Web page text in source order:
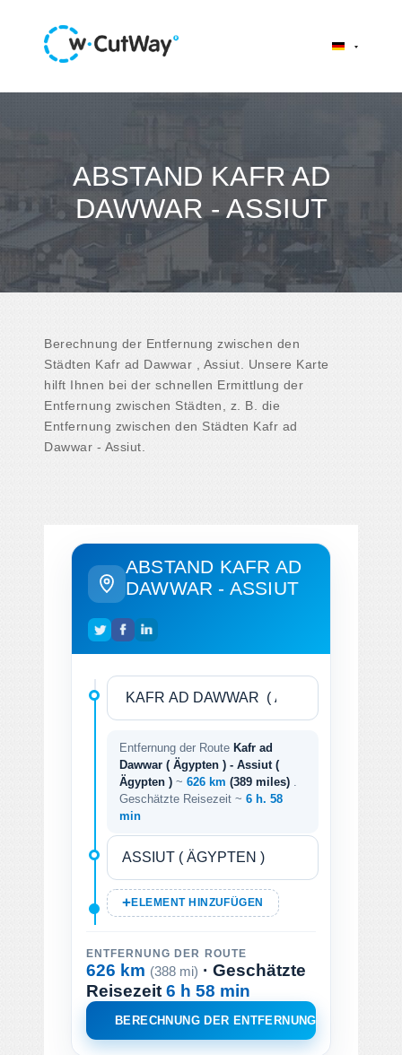
ABSTAND KAFR AD
DAWWAR - ASSIUT
Berechnung der Entfernung zwischen den
Städten Kafr ad Dawwar , Assiut. Unsere Karte
hilft Ihnen bei der schnellen Ermittlung der
Entfernung zwischen Städten, z. B. die
Entfernung zwischen den Städten Kafr ad
Dawwar - Assiut.
ABSTAND KAFR AD
DAWWAR - ASSIUT
Entfernung der Route Kafr ad
Dawwar ( Ägypten ) - Assiut (
Ägypten ) ~ 626 km (389 miles)
Geschätzte Reisezeit ~ 6 h. 58
min
ELEMENT HINZUFÜGEN
ENTFERNUNG DER ROUTE
626 km (388 mi) · Geschätzte
Reisezeit6 h 58 min
BERECHNUNG DER ENTFERNUNG